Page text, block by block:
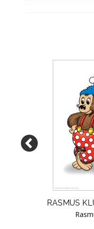
RASMUS